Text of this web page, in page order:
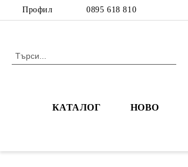
Профил 0895 618 810
КАТАЛОГ НОВО